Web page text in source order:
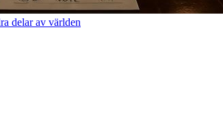
delar av världen